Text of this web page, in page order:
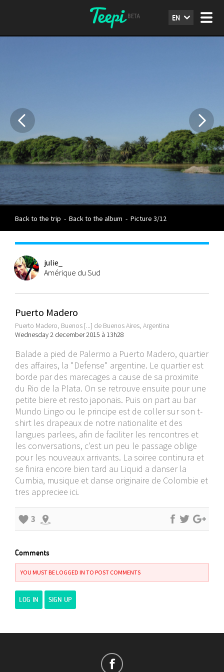
EN
Back to the trip - Back to the album - Picture 3/12
julie_
Amérique du Sud
Puerto Madero
Puerto Madero, Buenos [...] de Buenos Aires, Argentina
Wednesday 2 december 2015 à 13h28
Balade a pied de Palermo a Puerto Madero, quartier
des affaires, la "Defense" argentine. Le quartier est
borde par des marecages a cause de sa proximite
du Rio de la Plata. On se retrouve ensuite pour une
petite biere et resto japonais. Puis on part au bar
Mundo Lingo ou le principe est de coller sur son t-
shirt les drapeaux de notre nationalite et des
langues parlees, afin de faciliter les rencontres et
les conversations, c'est un peu le passage oblige
pour les nouveaux arrivants. La soiree continura et
se finira encore bien tard au Liquid a danser la
Cumbia, musique et danse originaire de Colombie et
tres appreciee ici.
3
Comments
YOU MUST BE LOGGED IN TO POST COMMENTS
LOG IN SIGN UP